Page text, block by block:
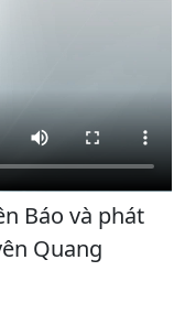
Báo và phát
Quang